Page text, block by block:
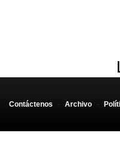
Contáctenos - Archivo -